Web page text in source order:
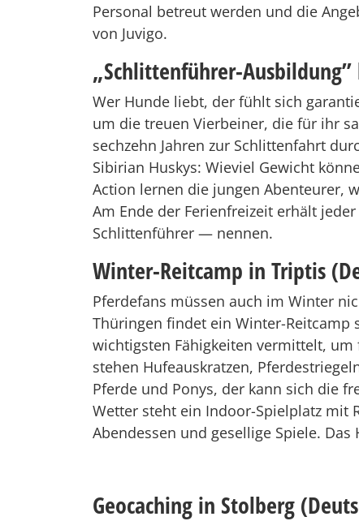
Personal betreut werden und die
von Juvigo.
„Schlittenführer-
Wer Hunde liebt, der fühlt sich
um die treuen Vierbeiner, die für ihr
sechzehn Jahren zur Schlittenfahrt
Sibirian Huskys: Wieviel Gewicht
Action lernen die jungen Abenteurer,
Am Ende der Ferienfreizeit erhält
Schlittenführer — nennen.
Winter-Reitcamp in Triptis
Pferdefans müssen auch im Winter
Thüringen findet ein Winter-Reitcamp
wichtigsten Fähigkeiten vermittelt,
stehen Hufeauskratzen,
Pferde und Ponys, der kann sich die
Wetter steht ein Indoor-Spielplatz mit
Abendessen und gesellige Spiele.
Geocaching in Stolberg